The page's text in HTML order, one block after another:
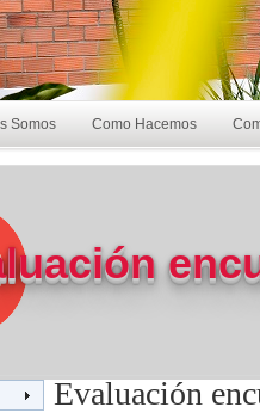
Somos Como Hacemos
Evaluación